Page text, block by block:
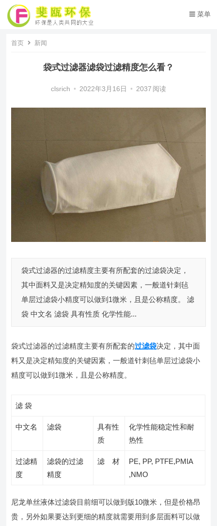
菜单
首页 新闻
袋式过滤器滤袋过滤精度怎么看？
clsrich • 2022年3月16日 • 2037 阅读
袋式过滤器的过滤精度主要有所配套的过滤袋决定，
其中面料又是决定精知度的关键因素，一般道针刺毡
单层过滤袋小精度可以做到1微米，且是公称精度。 滤
袋 中文名 滤袋 具有性质 化学性能...
袋式过滤器的过滤精度主要有所配套的过滤袋决定，其中面
料又是决定精知度的关键因素，一般道针刺毡单层过滤袋小
精度可以做到1微米，且是公称精度。
滤 袋
中文名 滤袋
具有性
质
化学性能稳定性和耐
热性
过滤精
度
滤袋的过滤
精度
滤 材
PE, PP, PTFE,PMIA
,NMO
尼龙单丝液体过滤袋目前细可以做到版10微米，但是价格昂
贵，另外如果要达到更细的精度就需要用到多层面料可以做